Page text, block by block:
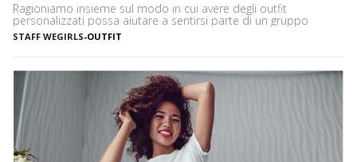
Ragioniamo insieme sul modo in cui avere degli outfit
personalizzati possa aiutare a sentirsi parte di un gruppo
STAFF WEGIRLS-OUTFIT